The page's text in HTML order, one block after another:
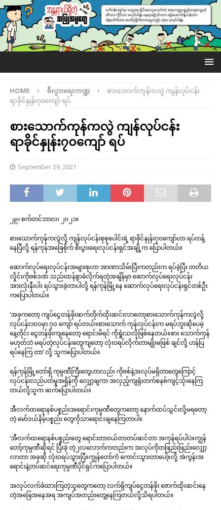
HOME စီးပွားရေးကဏ္ဍ
စားသောက်ကုန်ကလွဲ ကျန်လုပ်ငန်း
ရာခိုင်နှုန်း၇၀ကျော် ရပ်
စားသောက်ကုန်ကလွဲ ကျန်လုပ်ငန်း
ရာခိုင်နှုန်း၇၀ကျော် ရပ်
September 29, 2021
၂၉၊ စက်တင်ဘာလ၊ ၂၀၂၁။
စားသောက်ကုန်ကလွဲလို့ ကျန်လုပ်ငန်းစုစုပေါင်းရဲ့ ရာခိုင်နှုန်း၇၀ကျော်ဟာ ရပ်တန့်
နေပြီလို့ ရန်ကုန်အခြေစိုက် စီးပွားရေးလုပ်ငန်းရှင်အချို့က ပြောပါတယ်။
ဆောက်လုပ်ရေးလုပ်ငန်းအများစုဟာ အာဏာသိမ်းပြီးကတည်းက ရပ်ခဲ့ပြီး တတိယ
လှိုင်းကိုဗစ်ဒဏ် သည်းထန်စွာခံလိုက်ရတဲ့အချိန်မှာ ဆောက်လုပ်ရေးလုပ်ငန်း
အားလုံးနီးပါး ရပ်သွားခဲ့တာပါလို့ ရန်ကုန်မြို့နေ ဆောက်လုပ်ရေးလုပ်ငန်းရှင်တစ်ဦး
ကပြောပါတယ်။
‘အခုကတော့ ကျပ်ငွေတန်ဖိုးဆက်တိုက်ထိုးဆင်းလာတော့စားသောက်ကုန်ကလွဲလို့
လုပ်ငန်း၁၀၀မှာ ၇၀ ကျော် ရပ်တယ်။စားသောက် ကုန်လုပ်ငန်းက မရပ်ဘူးဆိုပေမဲ့
နေ့တိုင်း ငွေတန်ဖိုးကျနေတော့ ရောင်းမိရင် ကိုရှုံးသလိုဖြစ်နေတယ်။စား သောက်ကုန်
မဟုတ်ဘဲ မရပ်တဲ့လုပ်ငန်းတွေကျတော့ လုံးဝရပ်လိုက်တာမျိုးမဖြစ် ချင်လို့ ဟန်ပြ
ရပ်နေကြ တာ’ လို့ သူကပြောပါတယ်။
ရန်ကုန်မြို့တော်ရှိ ကုမ္ပဏီကြီးတွေဟာလည်း ကိုဗစ်နဲ့အလုပ်မရှိတာတွေကြောင့်
လုပ်ငန်းလည်ပတ်မှုအရှိန်ကို လျှော့ချကာ အလှည့်ကျရုံးတက်စနစ်ကျင့်သုံးနေကြ
တယ်လို့သူက ဆက်ပြောပါတယ်။
အီလက်ထရောနစ်ပစ္စည်းအရောင်းကုမ္ပဏီတွေကတော့ နောက်ထပ်သွင်းလို့မရတော့
တဲ့ မော်ဒယ်နိမ့်ပစ္စည်း တွေကိုသာရောင်းချနေကြတာပါ။
‘အီလက်ထရောနစ်ပစ္စည်းတွေ ရောင်းတာဝယ်တာတပ်ဆင်တာ အကုန်ရပ်ပါပဲ။ကျွန်
တော့်ကုမ္ပဏီဆိုရင် ပြီးခဲ့ တဲ့၂လလောက်ကတည်းက အလုပ်ကိုတဖြည်းဖြည်းလျှော့
လာတာ အခုဆို လုံးဝရပ်သွားပြီ။ကျွန်တော်ကံ ကောင်းသွားတာပေါ့။လို့ အဲကွန်းအ
ရောင်းနဲ့တပ်ဆင်ရေးကုမ္ပဏီပိုင်ရှင်ကပြောပါတယ်။
အလုပ်လက်ခံထားကြတဲ့သူတွေကတော့ လက်ရှိကျပ်ငွေတန်ဖိုး ဇောက်ထိုးဆင်းနေ
တဲ့အခြေအနေအရ အကျပ်အတည်းတွေ့နေကြတယ်လို့သိရပါတယ်။